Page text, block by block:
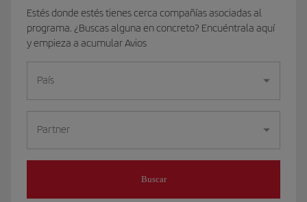
Estés donde estés tienes cerca compañías asociadas al
programa. ¿Buscas alguna en concreto? Encuéntrala aquí
y empieza a acumular Avios
País
Partner
Buscar